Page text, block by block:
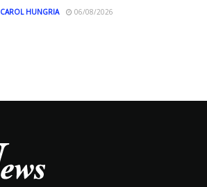
CAROL HUNGRIA 06/08/2026